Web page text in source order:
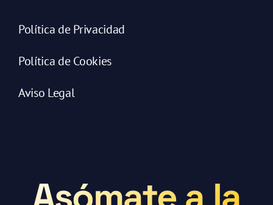
Política de Privacidad
Política de Cookies
Aviso Legal